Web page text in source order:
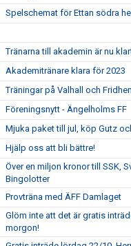
Spelschemat för Ettan södra
Tränarna till akademin är nu
Akademitränare klara för 2023
Träningar på Valhall och
Föreningsnytt - Ängelholms FF
Mjuka paket till jul, köp Gutz
Hjälp oss att bli bättre!
Över en miljon kronor till SSK,
Bingolotter
Provträna med ÄFF Damlaget
Glöm inte att det är gratis
morgon!